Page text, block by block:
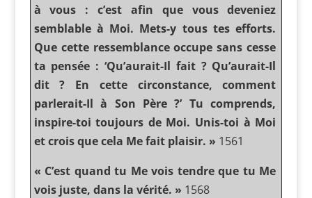
à vous : c’est afin que vous deveniez
semblable à Moi. Mets-y tous tes efforts.
Que cette ressemblance occupe sans cesse
ta pensée : ‘Qu’aurait-Il fait ? Qu’aurait-Il
dit ? En cette circonstance, comment
parlerait-Il à Son Père ?’ Tu comprends,
inspire-toi toujours de Moi. Unis-toi à Moi
et crois que cela Me fait plaisir. » 1561
« C’est quand tu Me vois tendre que tu Me
vois juste, dans la vérité. » 1568